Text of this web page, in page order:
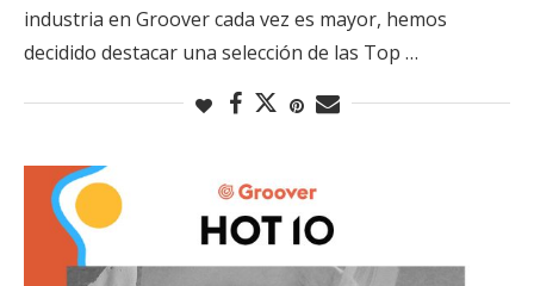
industria en Groover cada vez es mayor, hemos
decidido destacar una selección de las Top …